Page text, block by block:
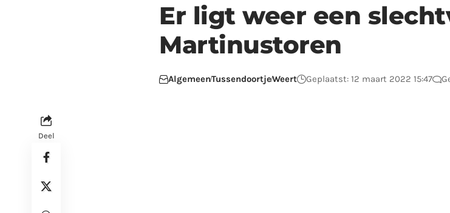
Er ligt weer een
Martinustoren
AlgemeenTussendoortjeWeert Geplaatst: 12 maart 2022 15:47
Deel